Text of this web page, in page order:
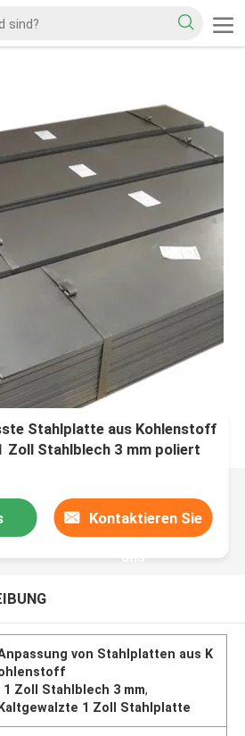
Stahlplatte aus Kohlenstoff
Zoll Stahlblech 3 mm poliert
Kontaktieren Sie
uns
von Stahlplatten aus K
1 Zoll Stahlblech 3 mm,
1 Zoll Stahlplatte